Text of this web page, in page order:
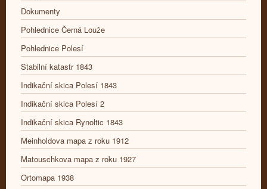
Dokumenty
Pohlednice Černá Louže
Pohlednice Polesí
Stabilní katastr 1843
Indikační skica Polesí 1843
Indikační skica Polesí 2
Indikační skica Rynoltic 1843
Meinholdova mapa z roku 1912
Matouschkova mapa z roku 1927
Ortomapa 1938